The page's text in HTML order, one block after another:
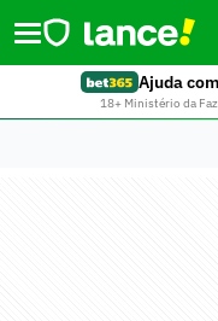
Ajuda
18+ Ministério da